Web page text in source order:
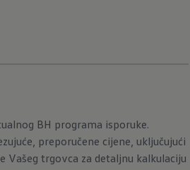
BH programa isporuke.
preporučene cijene, uključujući
trgovca za detaljnu kalkulaciju